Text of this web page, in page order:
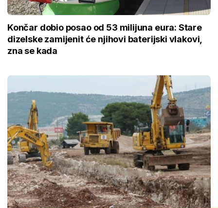
Končar dobio posao od 53 milijuna eura: Stare
dizelske zamijenit će njihovi baterijski vlakovi,
zna se kada